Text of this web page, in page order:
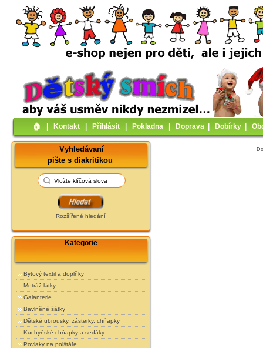
🏠︎ Kontakt Přihlásit Pokladna Doprava Dobírky
Vyhledávaní
pište s diakritikou
Rozšířené hledání
Kategorie
Bytový textil a doplňky
Metráž látky
Galanterie
Bavlněné šátky
Dětské ubrousky, zásterky, chňapky
Kuchyňské chňapky a sedáky
Povlaky na polštáře